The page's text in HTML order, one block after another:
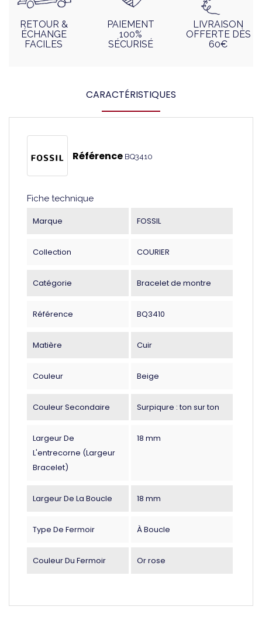
RETOUR &
ÉCHANGE
FACILES
PAIEMENT
100%
SÉCURISÉ
LIVRAISON
OFFERTE DÈS
60€
CARACTÉRISTIQUES
Référence BQ3410
Fiche technique
Marque FOSSIL
Collection COURIER
Catégorie Bracelet de montre
Référence BQ3410
Matière Cuir
Couleur Beige
Couleur Secondaire Surpiqure : ton sur ton
Largeur De
L'entrecorne (largeur
Bracelet)
18 mm
Largeur De La Boucle 18 mm
Type De Fermoir À Boucle
Couleur Du Fermoir Or rose